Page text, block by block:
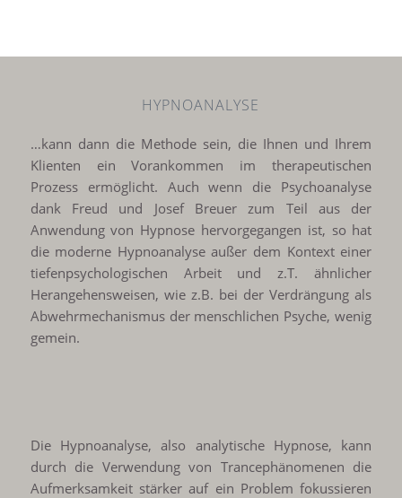
HYPNOANALYSE
…kann dann die Methode sein, die Ihnen und Ihrem
Klienten ein Vorankommen im therapeutischen
Prozess ermöglicht. Auch wenn die Psychoanalyse
dank Freud und Josef Breuer zum Teil aus der
Anwendung von Hypnose hervorgegangen ist, so hat
die moderne Hypnoanalyse außer dem Kontext einer
tiefenpsychologischen Arbeit und z.T. ähnlicher
Herangehensweisen, wie z.B. bei der Verdrängung als
Abwehrmechanismus der menschlichen Psyche, wenig
gemein.
Die Hypnoanalyse, also analytische Hypnose, kann
durch die Verwendung von Trancephänomenen die
Aufmerksamkeit stärker auf ein Problem fokussieren